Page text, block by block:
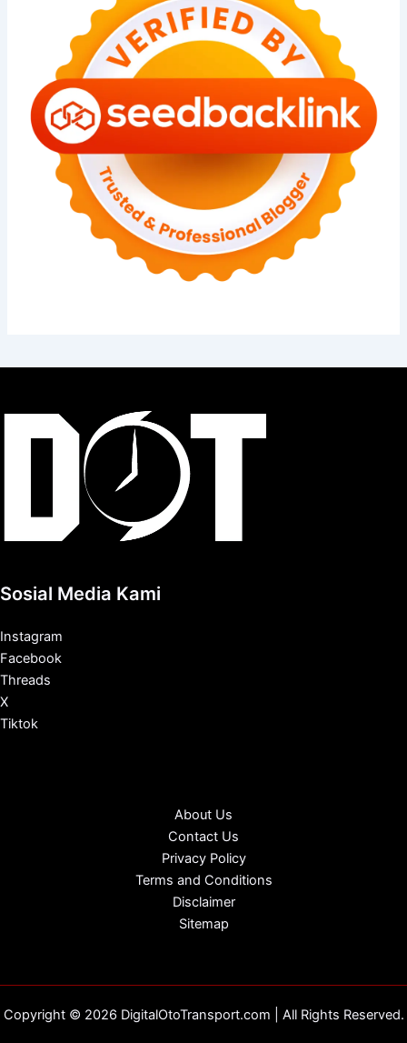
Sosial Media Kami
Instagram
Facebook
Threads
X
Tiktok
About Us
Contact Us
Privacy Policy
Terms and Conditions
Disclaimer
Sitemap
Copyright © 2026 DigitalOtoTransport.com | All Rights Reserved.